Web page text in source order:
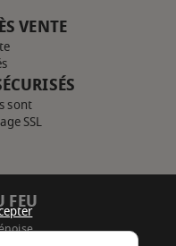
VENTE
sont
SSL
FEU